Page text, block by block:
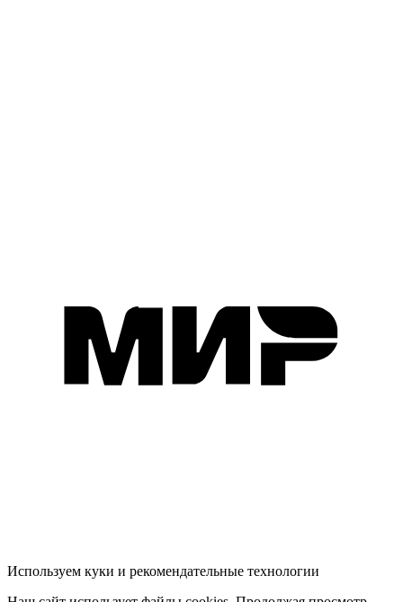
Используем куки и рекомендательные технологии